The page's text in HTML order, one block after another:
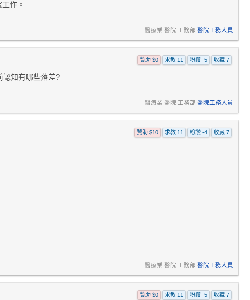
作。
醫療業 醫院 工務部 醫院工務人員
贊助 $0 求教 11 粉讚 -5 收藏 7
認知有哪些落差?
醫療業 醫院 工務部 醫院工務人員
贊助 $10 求教 11 粉讚 -4 收藏 7
醫療業 醫院 工務部 醫院工務人員
贊助 $0 求教 11 粉讚 -5 收藏 7